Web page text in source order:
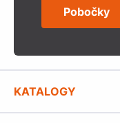
Pobočky
KATALOGY